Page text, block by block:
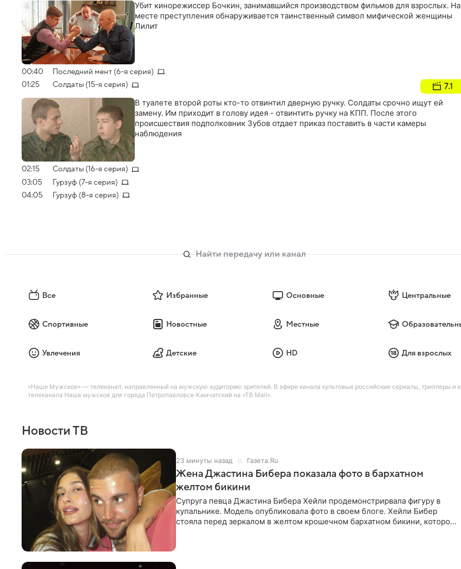
Убит кинорежиссер Бочкин, занимавшийся производством фильмов для взрослых. На
месте преступления обнаруживается таинственный символ мифической женщины
Лилит
00:40
Последний мент (6-я серия)
01:25
Солдаты (15-я серия) 7.1
В туалете второй роты кто-то отвинтил дверную ручку. Солдаты срочно ищут ей
замену. Им приходит в голову идея - отвинтить ручку на КПП. После этого
происшествия подполковник Зубов отдает приказ поставить в части камеры
наблюдения
02:15
Солдаты (16-я серия)
03:05
Гурзуф (7-я серия)
04:05
Гурзуф (8-я серия)
Все Избранные Основные Центральные
Спортивные Новостные Местные
Увлечения Детские HD Для взрослых
«Наше Мужское» — телеканал, направленный на мужскую аудиторию зрителей. В эфире канала культовые российские сериалы, триллеры
телеканала Наше мужское для города Петропавловск-Камчатский на «ТВ Mail».
Новости ТВ
23 минуты назад Газета.Ru
Жена Джастина Бибера показала фото в бархатном
желтом бикини
Супруга певца Джастина Бибера Хейли продемонстрирвала фигуру в
купальнике. Модель опубликовала фото в своем блоге. Хейли Бибер
стояла перед зеркалом в желтом крошечном бархатном бикини, которое